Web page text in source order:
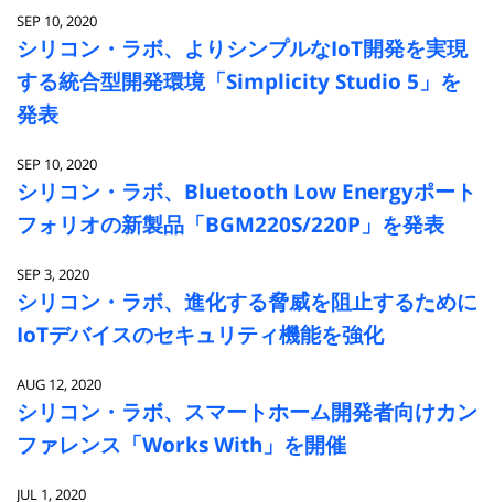
SEP 10, 2020
シリコン・ラボ、よりシンプルなIoT開発を実現
する統合型開発環境「Simplicity Studio 5」を
発表
SEP 10, 2020
シリコン・ラボ、Bluetooth Low Energyポート
フォリオの新製品「BGM220S/220P」を発表
SEP 3, 2020
シリコン・ラボ、進化する脅威を阻止するために
IoTデバイスのセキュリティ機能を強化
AUG 12, 2020
シリコン・ラボ、スマートホーム開発者向けカン
ファレンス「Works With」を開催
JUL 1, 2020